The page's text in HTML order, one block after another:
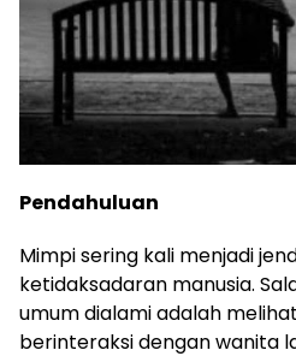
Pendahuluan
Mimpi sering kali menjadi
ketidaksadaran manusia.
umum dialami adalah
berinteraksi dengan wanita